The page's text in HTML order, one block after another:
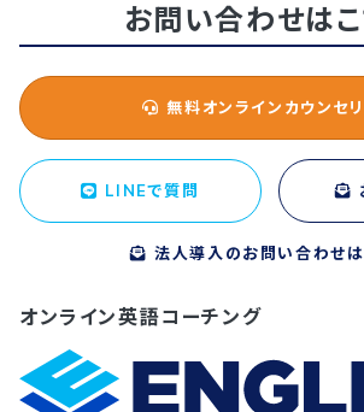
お問い合わせはこ
無料オンラインカウンセ
LINEで質問
法人導入のお問い合わせは
オンライン英語コーチング